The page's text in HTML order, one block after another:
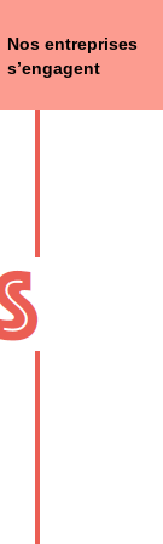
Nos entreprises
s’engagent